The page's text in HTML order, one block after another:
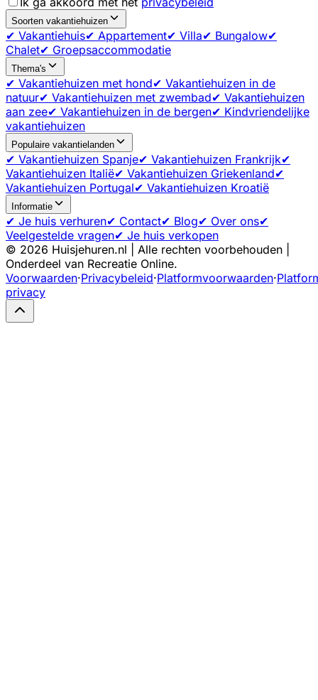
Soorten vakantiehuizen
✔ Vakantiehuis✔ Appartement✔ Villa✔ Bungalow✔
Chalet✔ Groepsaccommodatie
Thema's
✔ Vakantiehuizen met hond✔ Vakantiehuizen in de
natuur✔ Vakantiehuizen met zwembad✔ Vakantiehuizen
aan zee✔ Vakantiehuizen in de bergen✔ Kindvriendelijke
vakantiehuizen
Populaire vakantielanden
✔ Vakantiehuizen Spanje✔ Vakantiehuizen Frankrijk✔
Vakantiehuizen Italië✔ Vakantiehuizen Griekenland✔
Vakantiehuizen Portugal✔ Vakantiehuizen Kroatië
Informatie
✔ Je huis verhuren✔ Contact✔ Blog✔ Over ons✔
Veelgestelde vragen✔ Je huis verkopen
© 2026 Huisjehuren.nl | Alle rechten voorbehouden |
Onderdeel van Recreatie Online.
Voorwaarden·Privacybeleid·Platformvoorwaarden·
privacy